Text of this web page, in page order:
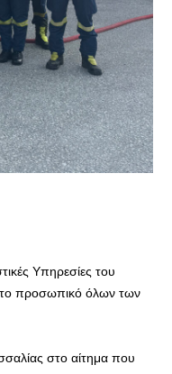
Υπηρεσίες του
προσωπικό όλων των
στο αίτημα που